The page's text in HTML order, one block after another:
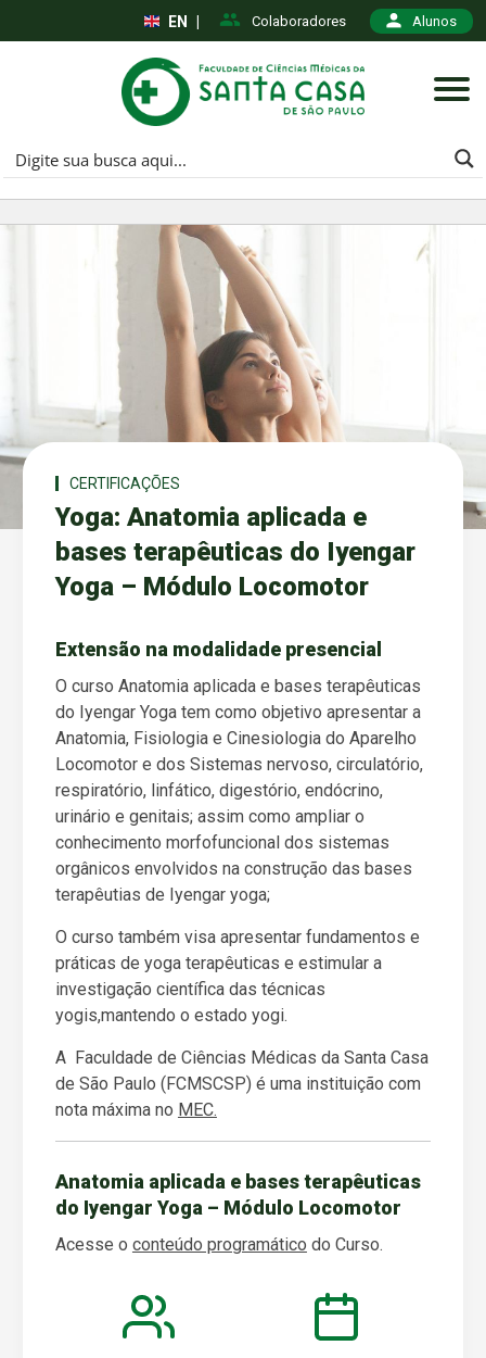
Colaboradores Alunos
EN
CERTIFICAÇÕES
Yoga: Anatomia aplicada e
bases terapêuticas do Iyengar
Yoga – Módulo Locomotor
Extensão na modalidade presencial
O curso Anatomia aplicada e bases terapêuticas
do Iyengar Yogatem como objetivo apresentar a
Anatomia, Fisiologia e Cinesiologia do Aparelho
Locomotor e dos Sistemas nervoso, circulatório,
respiratório, linfático, digestório, endócrino,
urinário e genitais; assim como ampliar o
conhecimento morfofuncional dos sistemas
orgânicos envolvidos na construção das bases
terapêutias de Iyengar yoga;
O curso também visa apresentar fundamentos e
práticas de yoga terapêuticas e estimular a
investigação científica das técnicas
yogis,mantendo o estado yogi.
A Faculdade de Ciências Médicas da Santa Casa
de São Paulo (FCMSCSP) é uma instituição com
nota máxima no MEC.
Anatomia aplicada e bases terapêuticas
do Iyengar Yoga – Módulo Locomotor
Acesse o conteúdo programático do Curso.